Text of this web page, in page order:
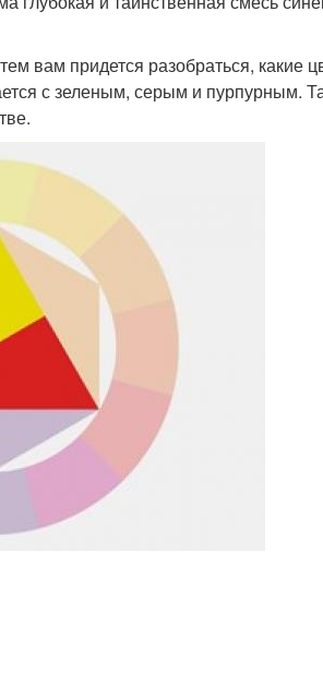
вам придется разобраться, какие
с зеленым, серым и пурпурным.